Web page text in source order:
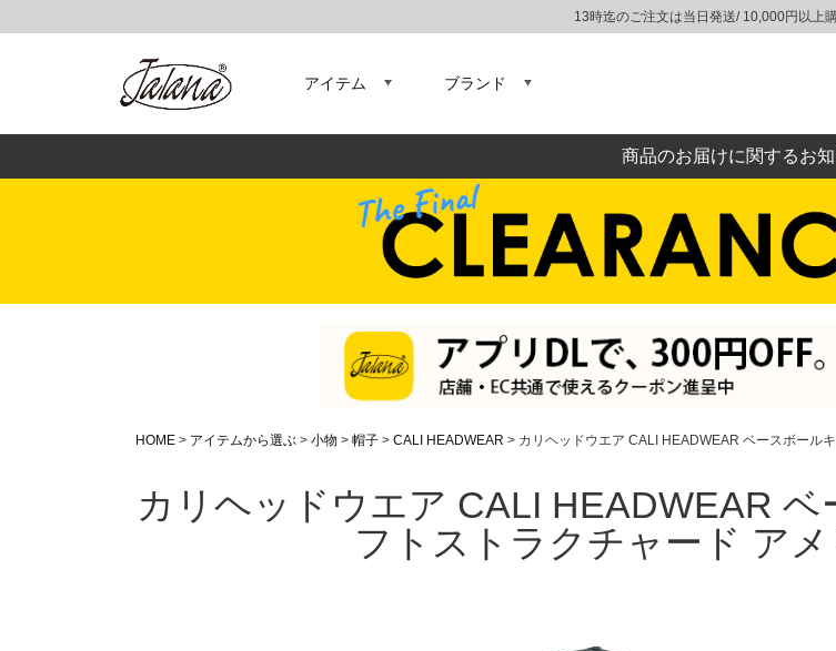
13時迄のご注文は当日発送/ 10,000円以上
アイテム ブランド
商品のお届けに関するお
HOME アイテムから選ぶ 小物 帽子 CALI HEADWEAR カリヘッドウエア CALI HEADWEAR ベースボール
カリヘッドウエア CALI HEADWEAR
フトストラクチャード ア